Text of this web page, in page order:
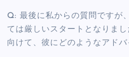
Q: 最後に私からの質問ですが
ては厳しいスタートとなりま
向けて、彼にどのようなアド